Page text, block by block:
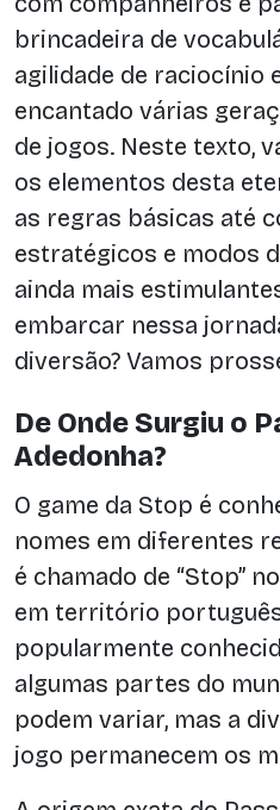
brincadeira de
agilidade de raciocínio
encantado várias
de jogos. Neste texto,
os elementos desta
as regras básicas até
estratégicos e modos
ainda mais
embarcar nessa
diversão? Vamos
De Onde Surgiu o
Adedonha?
O game da Stop é
nomes em diferentes
é chamado de “Stop”
em território
popularmente
algumas partes do
podem variar, mas a
jogo permanecem os